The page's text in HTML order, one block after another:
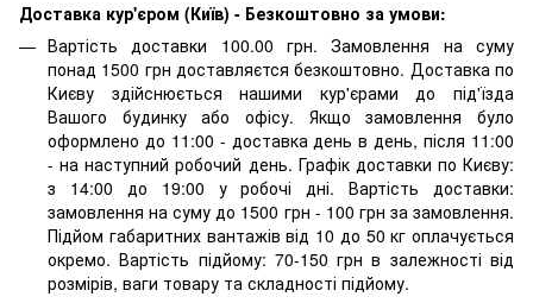
Доставка кур'єром (Київ) - Безкоштовно за умови:
Вартість доставки 100.00 грн. Замовлення на суму
понад 1500 грн доставляєтся безкоштовно. Доставка по
Києву здійснюється нашими кур'єрами до під'їзда
Вашого будинку або офісу. Якщо замовлення було
оформлено до 11:00 - доставка день в день, після 11:00
- на наступний робочий день. Графік доставки по Києву:
з 14:00 до 19:00 у робочі дні. Вартість доставки:
замовлення на суму до 1500 грн - 100 грн за замовлення.
Підйом габаритних вантажів від 10 до 50 кг оплачується
окремо. Вартість підйому: 70-150 грн в залежності від
розмірів, ваги товару та складності підйому.